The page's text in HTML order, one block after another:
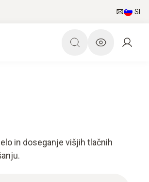
SI
in doseganje višjih tlačnih